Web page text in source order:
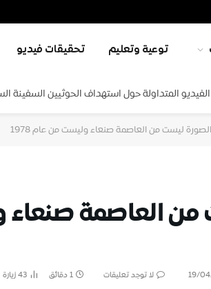
توعية وتعليم تحقيقات فيديو
المتداولة حول استهداف الحوثيين السفينة
الصورة ليست من العاصمة صنعاء وليست من عام 1978
من العاصمة
19/ لا توجد تعليقات 1 دقائق 43زيارة